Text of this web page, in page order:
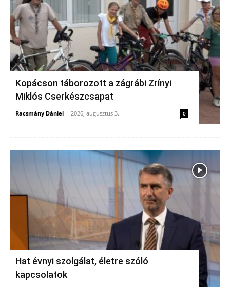
Kopácson táborozott a zágrábi Zrínyi
Miklós Cserkészcsapat
Racsmány Dániel - 2026, augusztus 3. 0
Hat évnyi szolgálat, életre szóló
kapcsolatok